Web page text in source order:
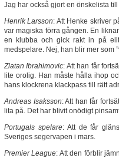
Jag har också gjort en önskelista
Henrik Larsson: Att Henke skriver
var magiska förra gången. En
en klubba och gick rakt in på
medspelare. Nej, han blir mer som
Zlatan Ibrahimovic: Att han får
lite orolig. Han måste hålla ihop
hans klockrena klackpass till rätt
Andreas Isaksson: Att han får
lita på. Det har blivit onödigt
Portugals spelare: Att de får
Sveriges segervapen i mars.
Premier League: Att den förblir